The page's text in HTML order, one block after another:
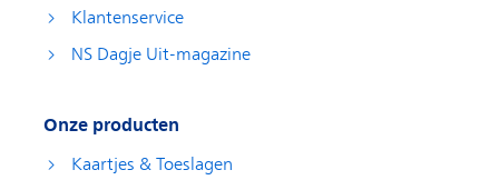
Klantenservice
NS Dagje Uit-magazine
Onze producten
Kaartjes & Toeslagen